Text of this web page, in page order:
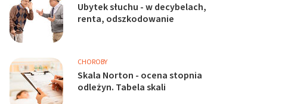
Ubytek słuchu - w decybelach,
renta, odszkodowanie
CHOROBY
Skala Norton - ocena stopnia
odleżyn. Tabela skali